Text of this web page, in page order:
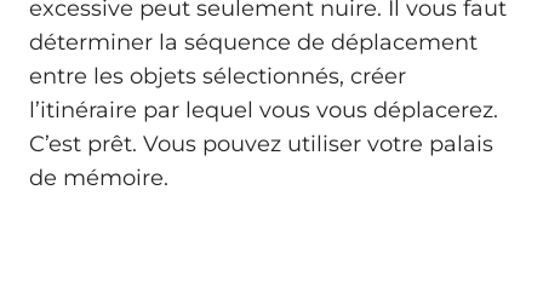
excessive peut seulement nuire. Il vous faut
déterminer la séquence de déplacement
entre les objets sélectionnés, créer
l’itinéraire par lequel vous vous déplacerez.
C’est prêt. Vous pouvez utiliser votre palais
de mémoire.